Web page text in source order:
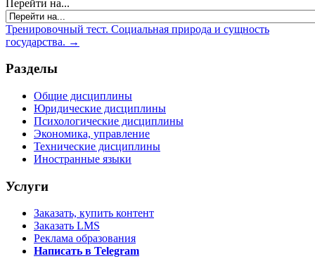
Перейти на...
Тренировочный тест. Социальная природа и сущность
государства. →
Разделы
Общие дисциплины
Юридические дисциплины
Психологические дисциплины
Экономика, управление
Технические дисциплины
Иностранные языки
Услуги
Заказать, купить контент
Заказать LMS
Реклама образования
Написать в Telegram